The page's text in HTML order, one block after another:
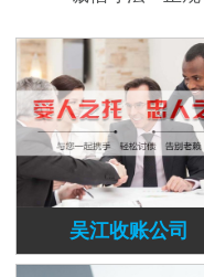
吴江收账公司